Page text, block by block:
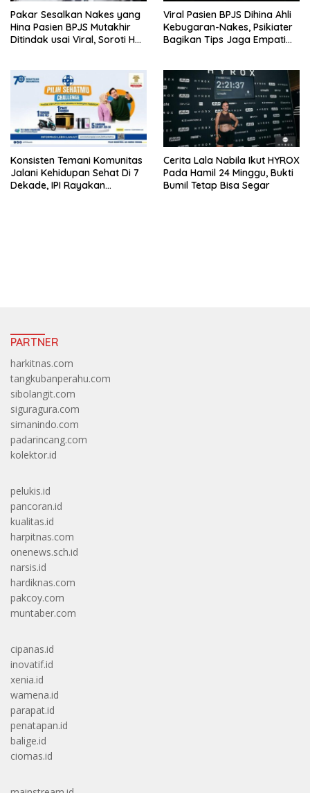
Pakar Sesalkan Nakes yang
Hina Pasien BPJS Mutakhir
Ditindak usai Viral, Soroti Hal
Viral Pasien BPJS Dihina Ahli
Kebugaran-Nakes, Psikiater
Bagikan Tips Jaga Empati
Konsisten Temani Komunitas
Jalani Kehidupan Sehat Di 7
Dekade, IPI Rayakan
Cerita Lala Nabila Ikut HYROX
Pada Hamil 24 Minggu, Bukti
Bumil Tetap Bisa Segar
PARTNER
harkitnas.com
tangkubanperahu.com
sibolangit.com
siguragura.com
simanindo.com
padarincang.com
kolektor.id
pelukis.id
pancoran.id
kualitas.id
harpitnas.com
onenews.sch.id
narsis.id
hardiknas.com
pakcoy.com
muntaber.com
cipanas.id
inovatif.id
xenia.id
wamena.id
parapat.id
penatapan.id
balige.id
ciomas.id